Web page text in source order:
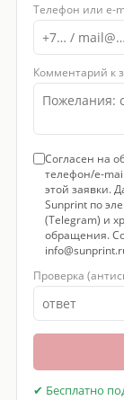
Телефон или e-
Комментарий к
Согласен на
телефон/e-
этой заявки.
Sunprint по
(Telegram) и
обращения.
Проверка
✔ Бесплатно